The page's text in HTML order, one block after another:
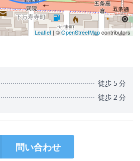
Leaflet | ©OpenStreetMapcontributors
徒歩 5 分
徒歩 2 分
問い合わせ